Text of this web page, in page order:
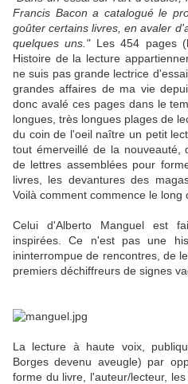
Francis Bacon a catalogué le
goûter certains livres, en avaler
quelques uns."Les 454 pages
Histoire de la lecture
ne suis pas grande lectrice
grandes affaires de ma vie
donc avalé ces pages dans le
longues, très longues plages de
du coin de l'oeil naître un petit
tout émerveillé de la nouveauté,
de lettres assemblées pour
livres, les devantures des
Voilà comment commence le long
Celui d'Alberto Manguel est
inspirées. Ce n'est pas une
ininterrompue de rencontres, de
premiers déchiffreurs de signes
La lecture à haute voix,
Borges devenu aveugle) par
forme du livre, l'auteur/lecteur,